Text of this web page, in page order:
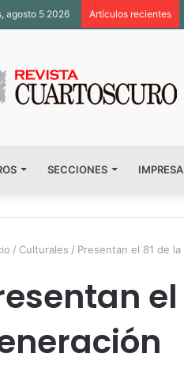
agosto 5 2026 Artículos recientes
SECCIONES IMPRESA
/ Culturales / Presentan el 81 de